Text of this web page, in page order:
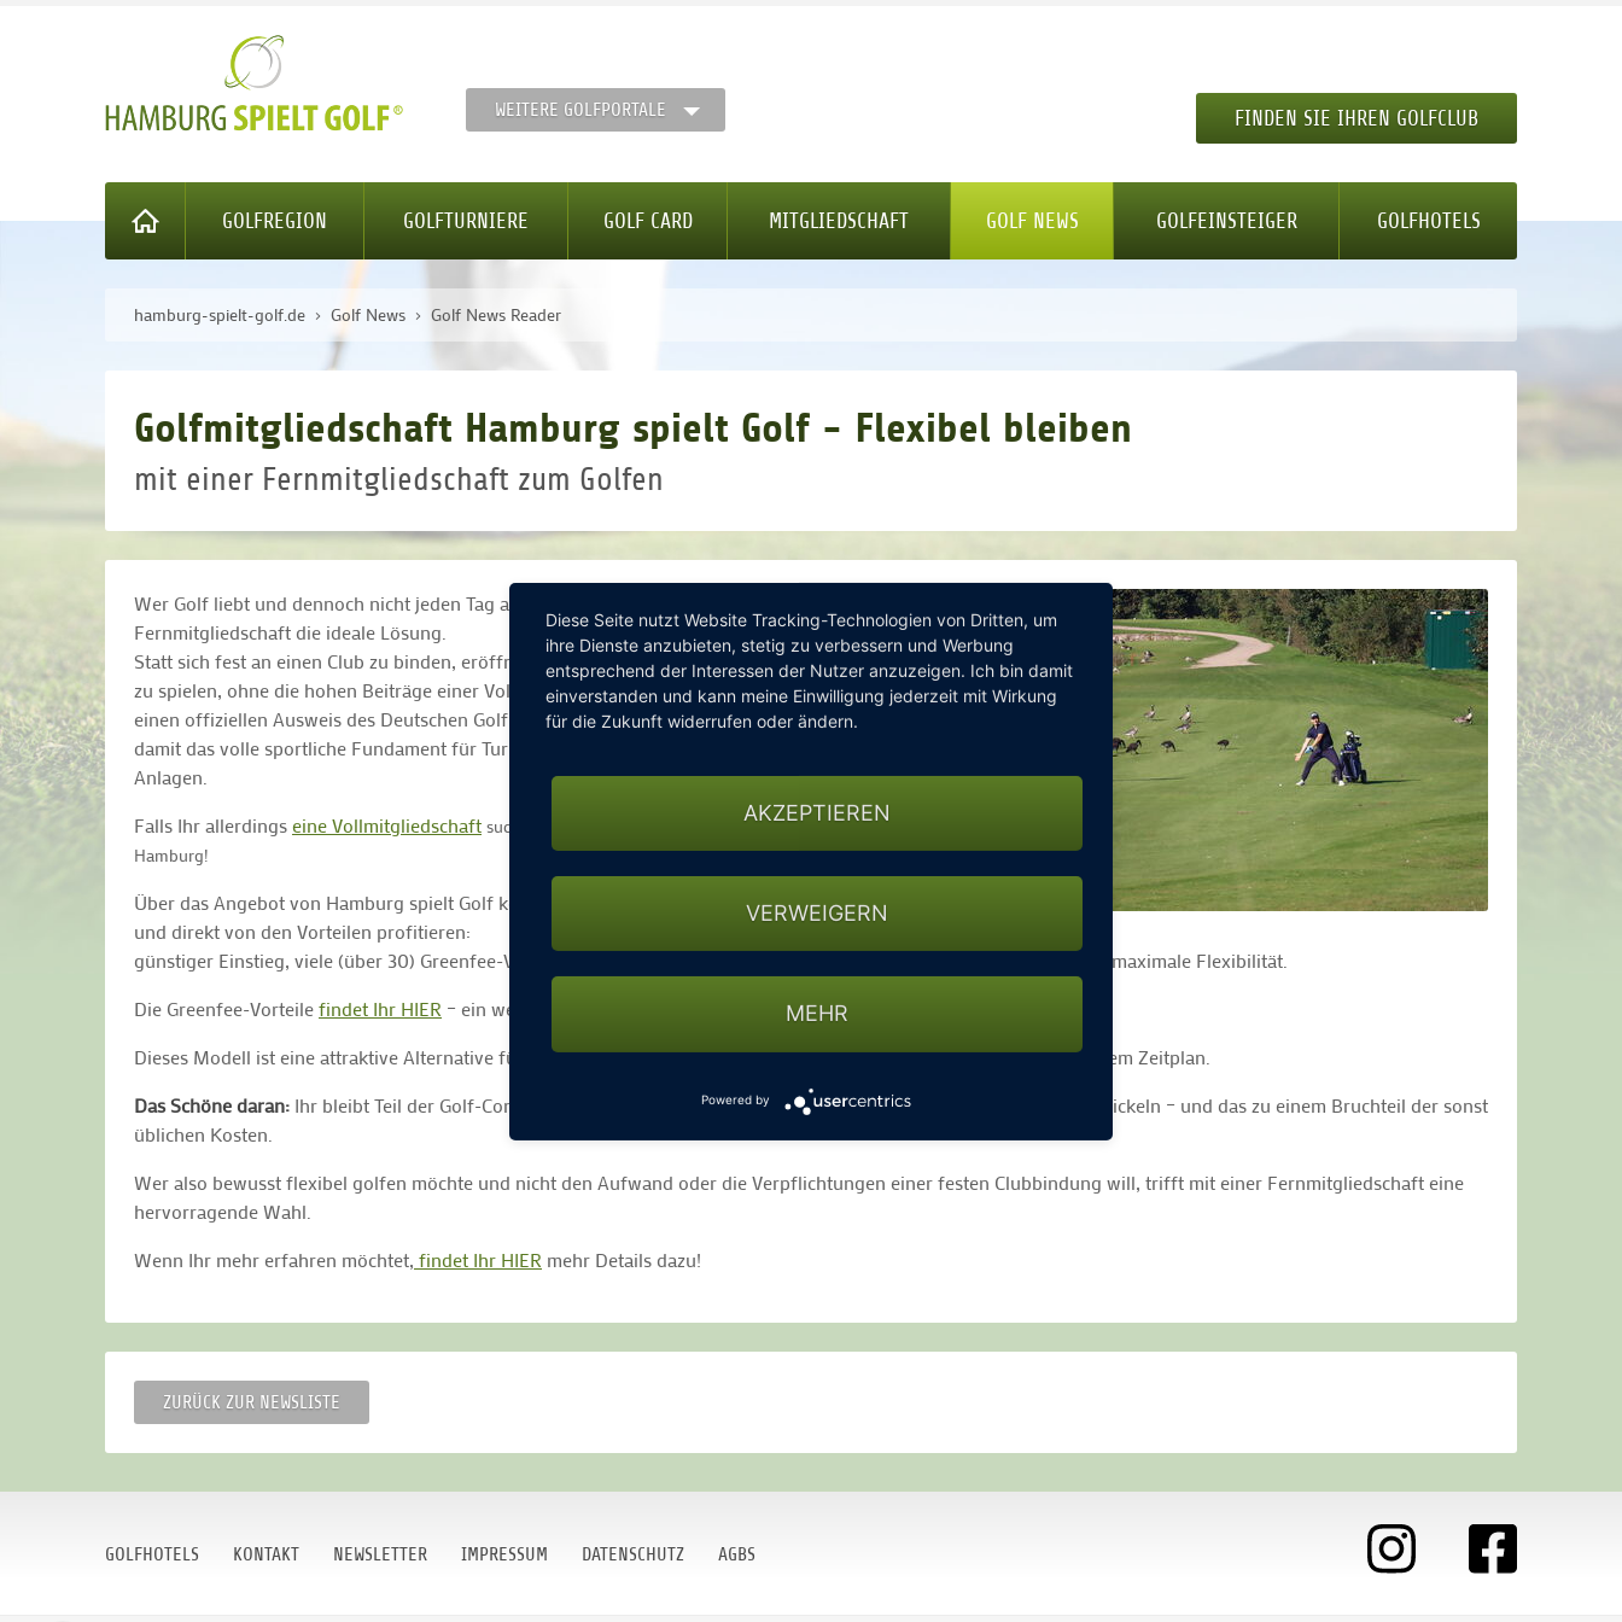
WEITERE GOLFPORTALE FINDEN SIE IHREN GOLFCLUB
GOLFREGION GOLFTURNIERE GOLF CARD MITGLIEDSCHAFT GOLF NEWS GOLFEINSTEIGER GOLFHOTELS
hamburg-spielt-golf.de Golf News Golf News Reader
Golfmitgliedschaft Hamburg spielt Golf - Flexibel bleiben
mit einer Fernmitgliedschaft zum Golfen
Wer Golf liebt und dennoch nicht jeden Tag auf demselben Platz stehen möchte, für den ist eine
Fernmitgliedschaft die ideale Lösung.
Statt sich fest an einen Club zu binden, eröffnet eine solche Mitgliedschaft die Freiheit, bundesweit
zu spielen, ohne die hohen Beiträge einer Vollmitgliedschaft zahlen zu müssen. Dabei erhaltet Ihr
einen offiziellen Ausweis des Deutschen Golf Verbands (DGV) inklusive Handicap-Verwaltung – und
damit das volle sportliche Fundament für Turniere, Freundschaftsrunden und Gastspiele auf anderen
Anlagen.
Falls Ihr allerdingseine Vollmitgliedschaft sucht, findet Ihr hier Angebote von Golfanlagen rund um
Hamburg!
Über das Angebot von Hamburg spielt Golf könnt Ihr bequem eine Fernmitgliedschaft abschließen
und direkt von den Vorteilen profitieren:
günstiger Einstieg, viele (über 30) Greenfee-Vergünstigungen rund um Hamburg, geringer Verwaltungsaufwand und maximale Flexibilität.
Die Greenfee-Vorteilefindet Ihr HIER – ein weiterer Pluspunkt, der den Wert dieser Mitgliedschaft unterstreicht.
Dieses Modell ist eine attraktive Alternative für Wenig- bis Gelegenheits-Spieler, Einsteiger oder Berufstätige mit engem Zeitplan.
Das Schöne daran: Ihr bleibt Teil der Golf-Community, habt Zugang zu Turnieren und könnt Euch sportlich weiterentwickeln – und das zu einem Bruchteil der sonst
üblichen Kosten.
Wer also bewusst flexibel golfen möchte und nicht den Aufwand oder die Verpflichtungen einer festen Clubbindung will, trifft mit einer Fernmitgliedschaft eine
hervorragende Wahl.
Wenn Ihr mehr erfahren möchtet, findet Ihr HIER mehr Details dazu!
ZURÜCK ZUR NEWSLISTE
GOLFHOTELS KONTAKT NEWSLETTER IMPRESSUM DATENSCHUTZ AGBS
Diese Seite nutzt Website Tracking-Technologien von Dritten, um
ihre Dienste anzubieten, stetig zu verbessern und Werbung
entsprechend der Interessen der Nutzer anzuzeigen. Ich bin damit
einverstanden und kann meine Einwilligung jederzeit mit Wirkung
für die Zukunft widerrufen oder ändern.
AKZEPTIEREN
VERWEIGERN
MEHR
Powered by